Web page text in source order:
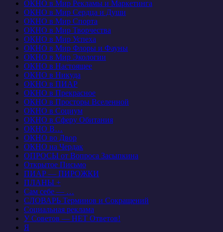
ОКНО в Мир Рекламы и Маркетинга
ОКНО в Мир Сердца и Души
ОКНО в Мир Спорта
ОКНО в Мир Творчества
ОКНО в Мир Успеха
ОКНО в Мир Флоры и Фауны
ОКНО в Мир Экологии
ОКНО в Настоящее
ОКНО в Никуда
ОКНО в ПИАР
ОКНО в Прекрасное
ОКНО в Просторы Вселенной
ОКНО в Социум
ОКНО в Сферу Обитания
ОКНО В…
ОКНО во Двор
ОКНО на Чердак
ОПРОСЫ от Вопроса Засыпкина
Открытое Письмо
ПИАР — ПИРОЖКИ
ПЛАНЫ +
Сам себе — …
СЛОВАРЬ Терминов и Сокращений
Социальная реклама
У Советов — НЕТ Ответов!
Я